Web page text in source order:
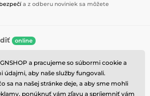
a z odberu noviniek sa môžete
online
a pracujeme so súbormi cookie a
údajmi, aby naše služby fungovali.
sa na našej stránke deje, a aby sme mohli
ponúknuť vám zľavu a spríjemniť vám